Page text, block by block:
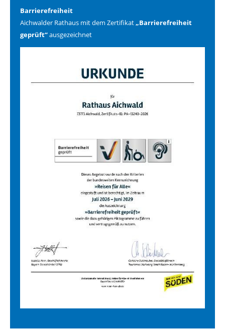
Barrierefreiheit
Aichwalder Rathaus mit dem Zertifikat„Barrierefreiheit
geprüft“ausgezeichnet